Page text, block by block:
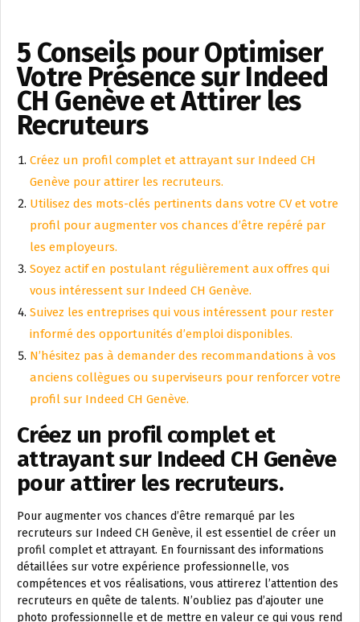
5 Conseils pour Optimiser
Votre Présence sur Indeed
CH Genève et Attirer les
Recruteurs
Créez un profil complet et attrayant sur Indeed CH
Genève pour attirer les recruteurs.
Utilisez des mots-clés pertinents dans votre CV et votre
profil pour augmenter vos chances d’être repéré par
les employeurs.
Soyez actif en postulant régulièrement aux offres qui
vous intéressent sur Indeed CH Genève.
Suivez les entreprises qui vous intéressent pour rester
informé des opportunités d’emploi disponibles.
N’hésitez pas à demander des recommandations à vos
anciens collègues ou superviseurs pour renforcer votre
profil sur Indeed CH Genève.
Créez un profil complet et
attrayant sur Indeed CH Genève
pour attirer les recruteurs.
Pour augmenter vos chances d’être remarqué par les
recruteurs sur Indeed CH Genève, il est essentiel de créer un
profil complet et attrayant. En fournissant des informations
détaillées sur votre expérience professionnelle, vos
compétences et vos réalisations, vous attirerez l’attention des
recruteurs en quête de talents. N’oubliez pas d’ajouter une
photo professionnelle et de mettre en valeur ce qui vous rend